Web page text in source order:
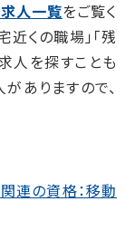
求人一覧をご覧く
近くの職場」「残
人を探すことも
ありますので、
連の資格：移動